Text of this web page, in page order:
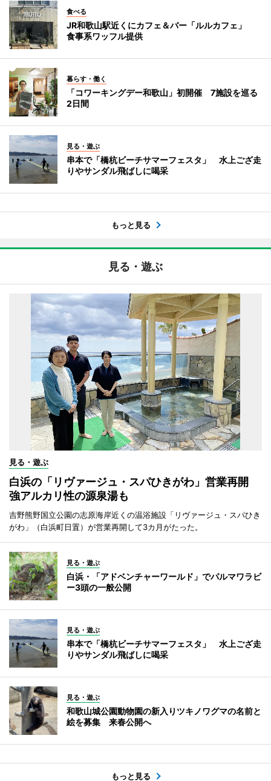
食べる
JR和歌山駅近くにカフェ＆バー「ルルカフェ」
食事系ワッフル提供
暮らす・働く
「コワーキングデー和歌山」初開催 7施設を巡る
2日間
見る・遊ぶ
串本で「橋杭ビーチサマーフェスタ」 水上ござ走
りやサンダル飛ばしに喝采
もっと見る
見る・遊ぶ
見る・遊ぶ
白浜の「リヴァージュ・スパひきがわ」営業再開
強アルカリ性の源泉湯も
吉野熊野国立公園の志原海岸近くの温浴施設「リヴァージュ・スパひき
がわ」（白浜町日置）が営業再開して3カ月がたった。
見る・遊ぶ
白浜・「アドベンチャーワールド」でパルマワラビ
ー3頭の一般公開
見る・遊ぶ
串本で「橋杭ビーチサマーフェスタ」 水上ござ走
りやサンダル飛ばしに喝采
見る・遊ぶ
和歌山城公園動物園の新入りツキノワグマの名前と
絵を募集 来春公開へ
もっと見る